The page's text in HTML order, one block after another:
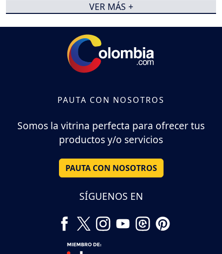
VER MÁS +
PAUTA CON NOSOTROS
Somos la vitrina perfecta para ofrecer tus
productos y/o servicios
PAUTA CON NOSOTROS
SÍGUENOS EN